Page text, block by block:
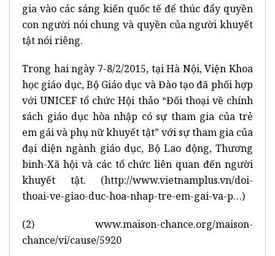
gia vào các sáng kiến quốc tế để thúc đẩy quyền
con người nói chung và quyền của người khuyết
tật nói riêng.
Trong hai ngày 7-8/2/2015, tại Hà Nội, Viện Khoa
học giáo dục, Bộ Giáo dục và Đào tạo đã phối hợp
với UNICEF tổ chức Hội thảo “Đối thoại về chính
sách giáo dục hòa nhập có sự tham gia của trẻ
em gái và phụ nữ khuyết tật” với sự tham gia của
đại diện ngành giáo dục, Bộ Lao động, Thương
binh-Xã hội và các tổ chức liên quan đến người
khuyết tật. (http://www.vietnamplus.vn/doi-
thoai-ve-giao-duc-hoa-nhap-tre-em-gai-va-p…)
(2) www.maison-chance.org/maison-
chance/vi/cause/5920